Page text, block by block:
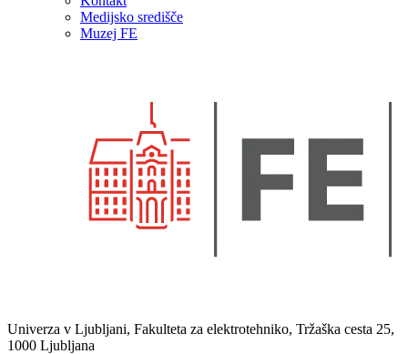
Medijsko središče
Muzej FE
Univerza v Ljubljani, Fakulteta za elektrotehniko, Tržaška cesta 25,
1000 Ljubljana